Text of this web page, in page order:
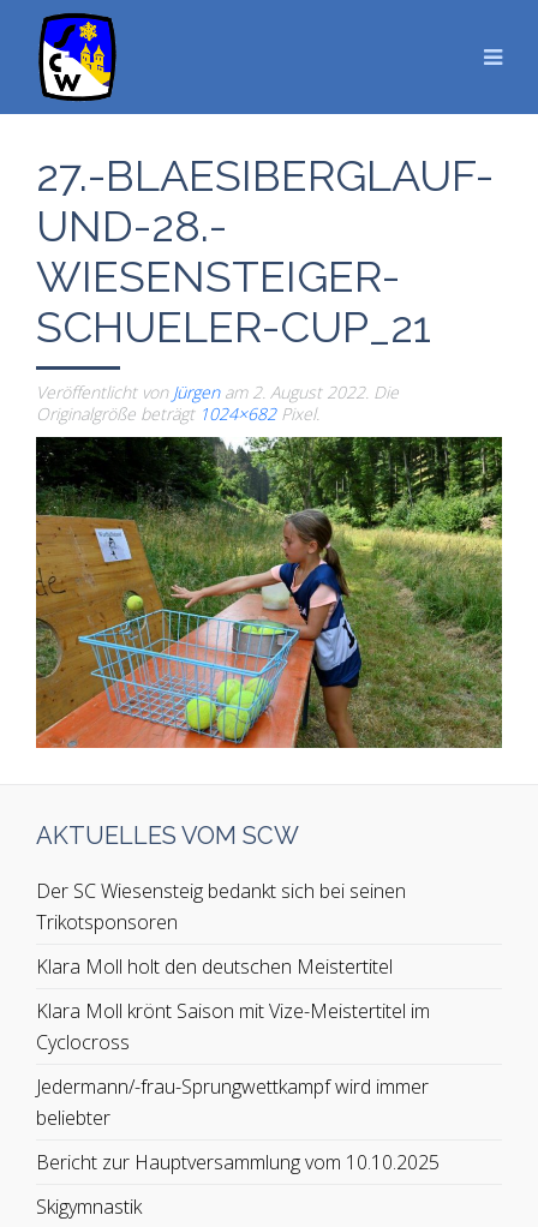
27.-BLAESIBERGLAUF-
UND-28.-
WIESENSTEIGER-
SCHUELER-CUP_21
Veröffentlicht von Jürgenam 2. August 2022. Die
Originalgröße beträgt 1024×682Pixel.
AKTUELLES VOM SCW
Der SC Wiesensteig bedankt sich bei seinen
Trikotsponsoren
Klara Moll holt den deutschen Meistertitel
Klara Moll krönt Saison mit Vize-Meistertitel im
Cyclocross
Jedermann/-frau-Sprungwettkampf wird immer
beliebter
Bericht zur Hauptversammlung vom 10.10.2025
Skigymnastik